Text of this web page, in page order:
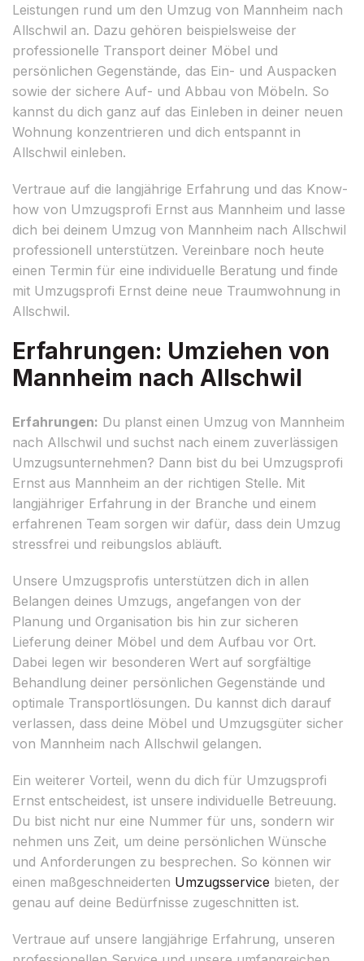
Leistungen rund um den Umzug von Mannheim nach
Allschwil an. Dazu gehören beispielsweise der
professionelle Transport deiner Möbel und
persönlichen Gegenstände, das Ein- und Auspacken
sowie der sichere Auf- und Abbau von Möbeln. So
kannst du dich ganz auf das Einleben in deiner neuen
Wohnung konzentrieren und dich entspannt in
Allschwil einleben.
Vertraue auf die langjährige Erfahrung und das Know-
how von Umzugsprofi Ernst aus Mannheim und lasse
dich bei deinem Umzug von Mannheim nach Allschwil
professionell unterstützen. Vereinbare noch heute
einen Termin für eine individuelle Beratung und finde
mit Umzugsprofi Ernst deine neue Traumwohnung in
Allschwil.
Erfahrungen: Umziehen von
Mannheim nach Allschwil
Erfahrungen: Du planst einen Umzug von Mannheim
nach Allschwil und suchst nach einem zuverlässigen
Umzugsunternehmen? Dann bist du bei Umzugsprofi
Ernst aus Mannheim an der richtigen Stelle. Mit
langjähriger Erfahrung in der Branche und einem
erfahrenen Team sorgen wir dafür, dass dein Umzug
stressfrei und reibungslos abläuft.
Unsere Umzugsprofis unterstützen dich in allen
Belangen deines Umzugs, angefangen von der
Planung und Organisation bis hin zur sicheren
Lieferung deiner Möbel und dem Aufbau vor Ort.
Dabei legen wir besonderen Wert auf sorgfältige
Behandlung deiner persönlichen Gegenstände und
optimale Transportlösungen. Du kannst dich darauf
verlassen, dass deine Möbel und Umzugsgüter sicher
von Mannheim nach Allschwil gelangen.
Ein weiterer Vorteil, wenn du dich für Umzugsprofi
Ernst entscheidest, ist unsere individuelle Betreuung.
Du bist nicht nur eine Nummer für uns, sondern wir
nehmen uns Zeit, um deine persönlichen Wünsche
und Anforderungen zu besprechen. So können wir
einen maßgeschneiderten Umzugsservice bieten, der
genau auf deine Bedürfnisse zugeschnitten ist.
Vertraue auf unsere langjährige Erfahrung, unseren